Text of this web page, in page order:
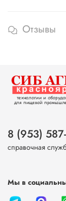
Отзывы
8 (953)
справочная
Мы в